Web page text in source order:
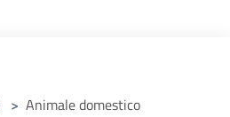
> Animale domestico